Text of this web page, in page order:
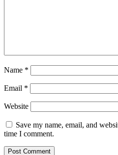
Name *
Email *
Website
Save my name, email, and
time I comment.